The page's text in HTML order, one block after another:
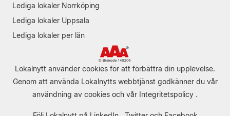
Lediga lokaler Norrköping
Lediga lokaler Uppsala
Lediga lokaler per län
Lokalnytt använder cookies för att förbättra din upplevelse.
Genom att använda Lokalnytts webbtjänst godkänner du vår
användning av cookies och vår Integritetspolicy .